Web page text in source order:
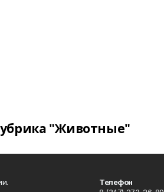
"Животные"
Телефон